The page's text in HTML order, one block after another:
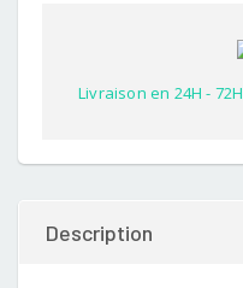
Livraison en 24H - 72H
Description